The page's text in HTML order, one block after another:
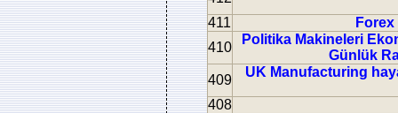
411
Forex
410
Politika Makineleri
Günlük
409
UK Manufacturing
408